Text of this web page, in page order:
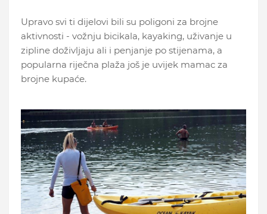
Upravo svi ti dijelovi bili su poligoni za brojne
aktivnosti - vožnju bicikala, kayaking, uživanje u
zipline doživljaju ali i penjanje po stijenama, a
popularna riječna plaža još je uvijek mamac za
brojne kupaće.